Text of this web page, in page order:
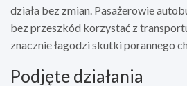
działa bez zmian. Pasażerowie
bez przeszkód korzystać z
znacznie łagodzi skutki porannego
Podjęte działania